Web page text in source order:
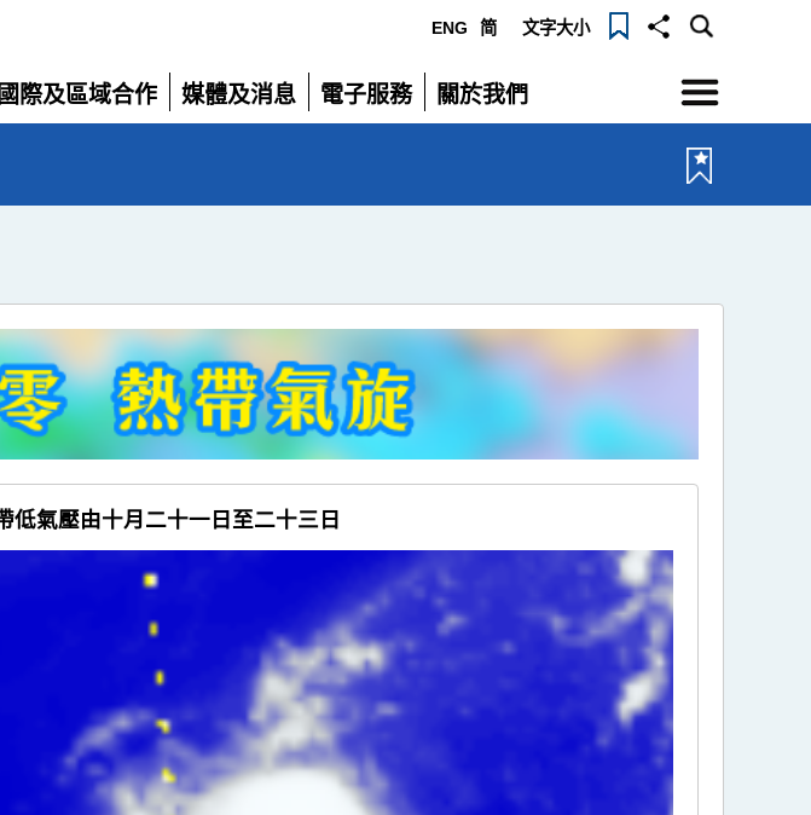
ENG 简 文字大小
國際及區域合作
媒體及消息
展
電子服務
展
關於我們
展
選
單
低氣壓由十月二十一日至二十三日